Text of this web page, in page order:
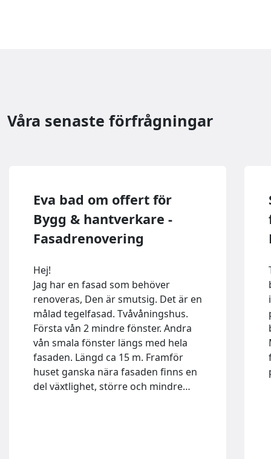
Våra senaste förfrågningar
Eva bad om offert för
Bygg & hantverkare -
Fasadrenovering
Hej!
Jag har en fasad som behöver
renoveras, Den är smutsig. Det är en
målad tegelfasad. Tvåvåningshus.
Första vån 2 mindre fönster. Andra
vån smala fönster längs med hela
fasaden. Längd ca 15 m. Framför
huset ganska nära fasaden finns en
del växtlighet, större och mindre…